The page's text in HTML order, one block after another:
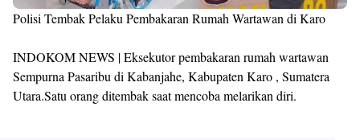
Polisi Tembak Pelaku Pembakaran Rumah Wartawan di Karo
INDOKOM NEWS | Eksekutor pembakaran rumah wartawan
Sempurna Pasaribu di Kabanjahe, Kabupaten Karo , Sumatera
Utara.Satu orang ditembak saat mencoba melarikan diri.